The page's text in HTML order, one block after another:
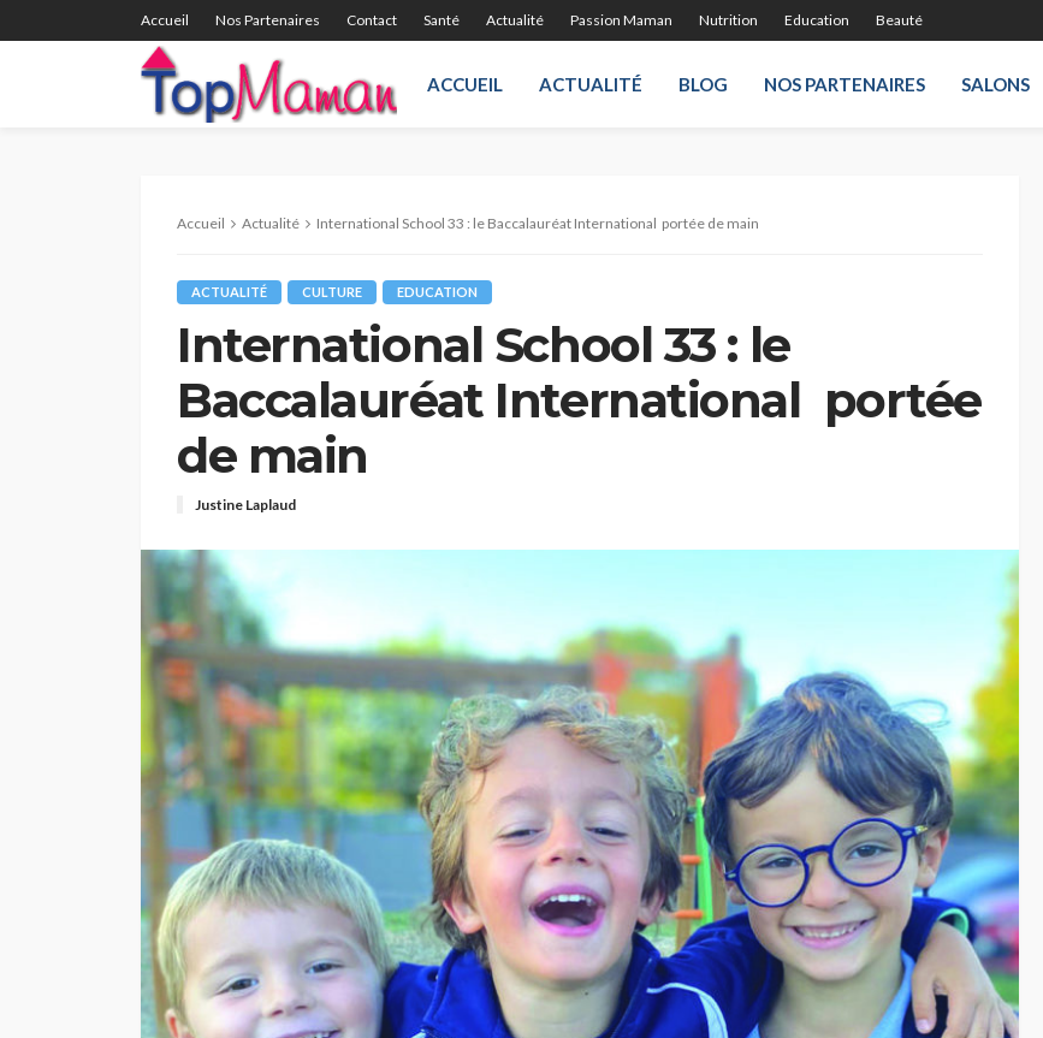
Accueil Nos Partenaires Contact Santé Actualité Passion Maman Nutrition Education Beauté
ACCUEIL ACTUALITÉ BLOG NOS PARTENAIRES SALONS
Accueil Actualité International School 33 : le Baccalauréat International portée de main
ACTUALITÉ CULTURE EDUCATION
International School 33 : le
Baccalauréat International portée
de main
Justine Laplaud
colorimétrie pour révéler
votre lumière
Justine Laplaud 296
Revenir à l’essentiel pour se
reconnecter à soi
Justine Laplaud